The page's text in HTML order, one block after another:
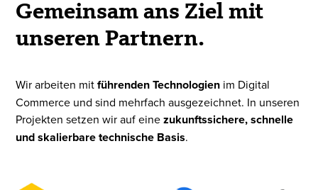
Gemeinsam ans Ziel mit
unseren Partnern.
Wir arbeiten mitführenden Technologien im Digital
Commerce und sind mehrfach ausgezeichnet. In unseren
Projekten setzen wir auf einezukunftssichere, schnelle
und skalierbare technische Basis.